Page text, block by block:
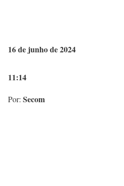
16 de junho de 2024
11:14
Por: Secom